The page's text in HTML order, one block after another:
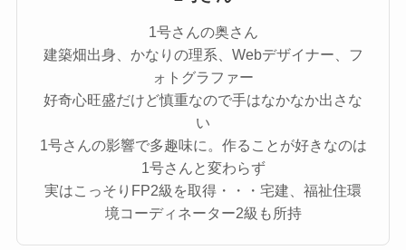
1号さんの奥さん
建築畑出身、かなりの理系、Webデザイナー、フ
ォトグラファー
好奇心旺盛だけど慎重なので手はなかなか出さな
い
1号さんの影響で多趣味に。作ることが好きなのは
1号さんと変わらず
実はこっそりFP2級を取得・・・宅建、福祉住環
境コーディネーター2級も所持